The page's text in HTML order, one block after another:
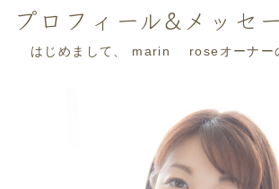
プロフィール&メッセ
はじめまして、 marin roseオーナー